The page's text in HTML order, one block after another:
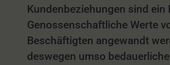
Kundenbeziehungen sind
Genossenschaftliche Werte
Beschäftigten angewandt
deswegen umso